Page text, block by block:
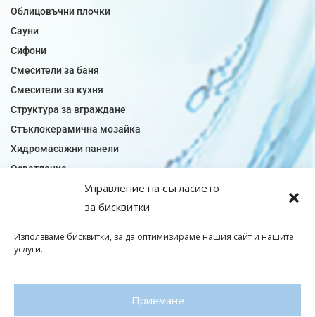
Управление на съгласието
за бисквитки
Използваме бисквитки, за да оптимизираме нашия сайт и нашите
услуги.
Приемане
Облицовъчни плочки
Сауни
Сифони
Смесители за баня
Смесители за кухня
Структура за вграждане
Стъклокерамична мозайка
Хидромасажни панели
Осветление
Огледала за баня
Плочки модели
Подови плочки